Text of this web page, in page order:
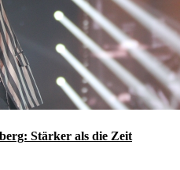
Stärker als die Zeit